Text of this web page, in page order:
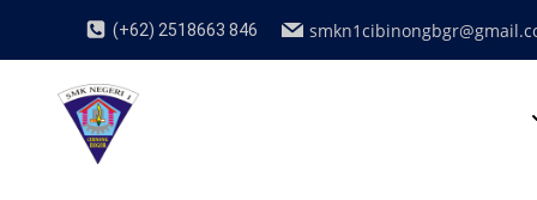
(+62) 2518663 846